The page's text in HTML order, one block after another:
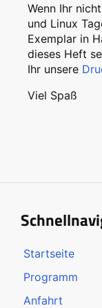
Wenn Ihr
und Linux
Exemplar in
dieses Heft
Ihr unsere
Viel Spaß
Startseite
Programm
Anfahrt